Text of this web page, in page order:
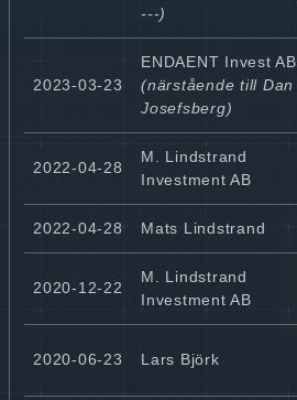
---)
2023-03-23
ENDAENT Invest AB
(närstående till Dan
Josefsberg)
2022-04-28
M. Lindstrand
Investment AB
2022-04-28 Mats Lindstrand
2020-12-22
M. Lindstrand
Investment AB
2020-06-23 Lars Björk